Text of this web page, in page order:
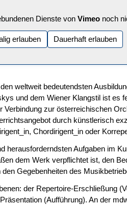
Dienste von Vimeonoch
erlauben Dauerhaft erlauben
weltweit bedeutendsten
und dem Wiener Klangstil ist es
Verbindung zur österreichischen
durch künstlerisch
Chordirigent_in oder
herausforderndsten Aufgaben im
dem Werk verpflichtet ist, den
Gegebenheiten des
der Repertoire-Erschließung
(Aufführung). An der